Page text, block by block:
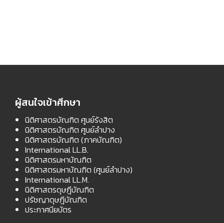
ผู้สนใจเข้าศึกษา
นิติศาสตรบัณฑิต ศูนย์รังสิต
นิติศาสตรบัณฑิต ศูนย์ลำปาง
นิติศาสตรบัณฑิต (ภาคบัณฑิต)
International LL.B.
นิติศาสตรมหาบัณฑิต
นิติศาสตรมหาบัณฑิต (ศูนย์ลำปาง)
International LL.M.
นิติศาสตรดุษฎีบัณฑิต
ปรัชญาดุษฎีบัณฑิต
ประกาศนียบัตร